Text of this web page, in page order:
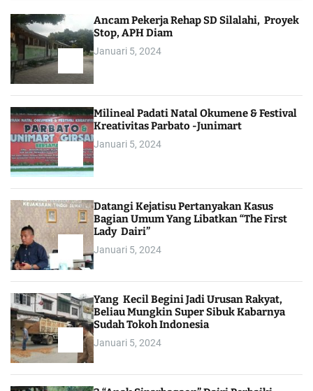
Ancam Pekerja Rehap SD Silalahi, Proyek
Stop, APH Diam
Januari 5, 2024
Milineal Padati Natal Okumene & Festival
Kreativitas Parbato -Junimart
Januari 5, 2024
Datangi Kejatisu Pertanyakan Kasus
Bagian Umum Yang Libatkan “The First
Lady Dairi”
Januari 5, 2024
Yang Kecil Begini Jadi Urusan Rakyat,
Beliau Mungkin Super Sibuk Kabarnya
Sudah Tokoh Indonesia
Januari 5, 2024